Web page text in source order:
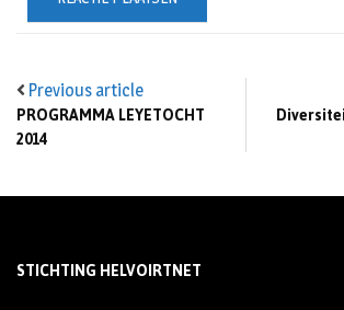
Previous article
PROGRAMMA LEYETOCHT
2014
STICHTING HELVOIRTNET